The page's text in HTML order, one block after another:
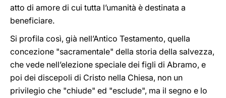
atto di amore di cui tutta l’umanità è destinata a
beneficiare.
Si profila così, già nell’Antico Testamento, quella
concezione "sacramentale" della storia della salvezza,
che vede nell’elezione speciale dei figli di Abramo, e
poi dei discepoli di Cristo nella Chiesa, non un
privilegio che "chiude" ed "esclude", ma il segno e lo